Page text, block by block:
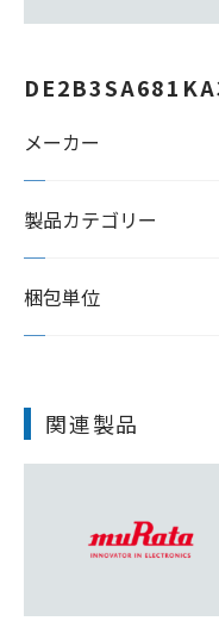
メーカー
製品カテゴリー
梱包単位
関連製品